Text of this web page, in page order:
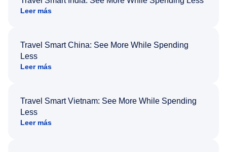
Leer más
Travel Smart China: See More While Spending
Less
Leer más
Travel Smart Vietnam: See More While Spending
Less
Leer más